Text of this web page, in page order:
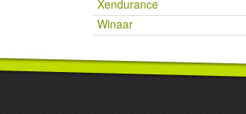
Xendurance
Winaar